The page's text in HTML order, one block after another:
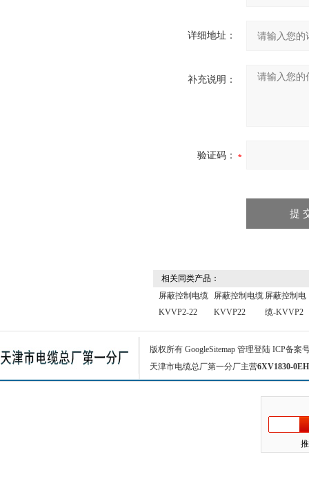
详细地址：
补充说明：
验证码：
相关同类产品：
屏蔽控制电缆
KVVP2-22
屏蔽控制电缆
KVVP22
屏蔽控制电
缆-KVVP2
版权所有 GoogleSitemap 管理登陆 ICP备案
天津市电缆总厂第一分厂主营6XV1830-